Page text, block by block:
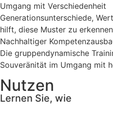
Umgang mit Verschiedenheit
Generationsunterschiede,
hilft, diese Muster zu
Nachhaltiger
Die gruppendynamische
Souveränität im Umgang mit
Nutzen
Lernen Sie, wie